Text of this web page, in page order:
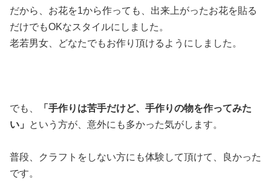
だから、お花を1から作っても、出来上がったお花を貼る
だけでもOKなスタイルにしました。
老若男女、どなたでもお作り頂けるようにしました。
でも、
「手作りは苦手だけど、手作りの物を作ってみた
い」
という方が、意外にも多かった気がします。
普段、クラフトをしない方にも体験して頂けて、良かった
です。